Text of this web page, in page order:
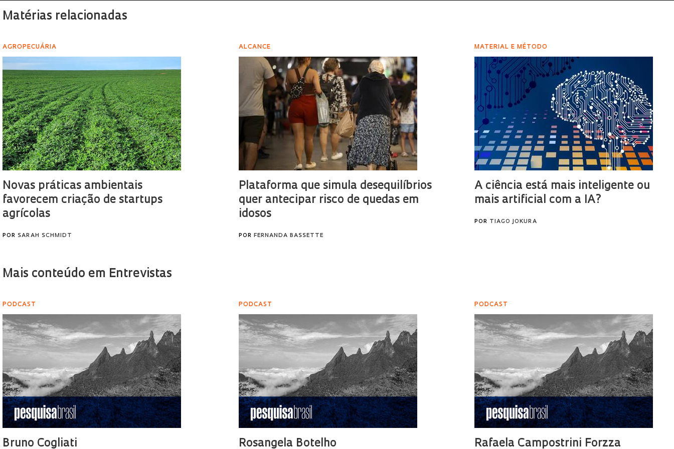
Matérias relacionadas
AGROPECUÁRIA
Novas práticas ambientais
favorecem criação de startups
agrícolas
POR SARAH SCHMIDT
ALCANCE
Plataforma que simula desequilíbrios
quer antecipar risco de quedas em
idosos
POR FERNANDA BASSETTE
MATERIAL E MÉTODO
A ciência está mais inteligente ou
mais artificial com a IA?
POR TIAGO JOKURA
Mais conteúdo em Entrevistas
PODCAST
Bruno Cogliati
PODCAST
Rosangela Botelho
PODCAST
Rafaela Campostrini Forzza